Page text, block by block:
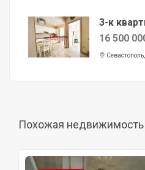
3-к
16 500
Похожая недвижимость